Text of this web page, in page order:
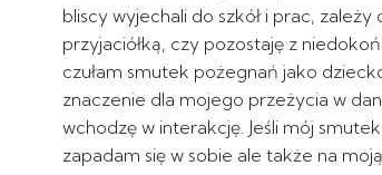
bliscy wyjechali do szkół i prac,
przyjaciółką, czy pozostaję z
czułam smutek pożegnań jako
znaczenie dla mojego przeżycia w
wchodzę w interakcję. Jeśli mój
zapadam się w sobie ale także na